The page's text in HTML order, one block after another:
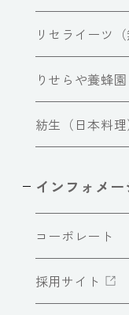
リセライーツ
りせらや養蜂
紡生（日本料理
インフォメ
コーポレート
採用サイト